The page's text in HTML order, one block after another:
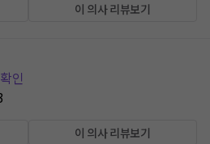
이 의사 리뷰보기
인
이 의사 리뷰보기